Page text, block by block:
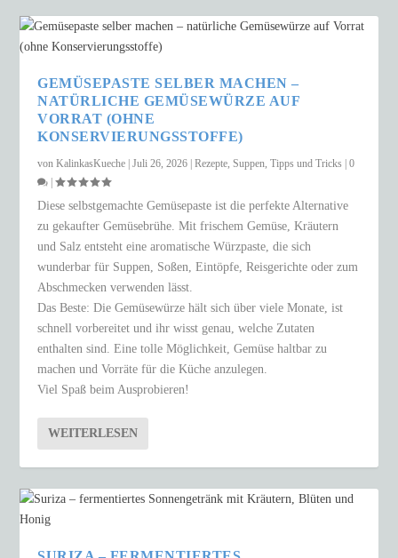
GEMÜSEPASTE SELBER MACHEN –
NATÜRLICHE GEMÜSEWÜRZE AUF
VORRAT (OHNE
KONSERVIERUNGSSTOFFE)
vonKalinkasKueche |Juli 26, 2026 |Rezepte,Suppen,Tipps und Tricks |0
|
Diese selbstgemachte Gemüsepaste ist die perfekte Alternative
zu gekaufter Gemüsebrühe. Mit frischem Gemüse, Kräutern
und Salz entsteht eine aromatische Würzpaste, die sich
wunderbar für Suppen, Soßen, Eintöpfe, Reisgerichte oder zum
Abschmecken verwenden lässt.
Das Beste: Die Gemüsewürze hält sich über viele Monate, ist
schnell vorbereitet und ihr wisst genau, welche Zutaten
enthalten sind. Eine tolle Möglichkeit, Gemüse haltbar zu
machen und Vorräte für die Küche anzulegen.
Viel Spaß beim Ausprobieren!
WEITERLESEN